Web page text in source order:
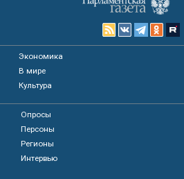
Экономика
В мире
Культура
Опросы
Персоны
Регионы
Интервью